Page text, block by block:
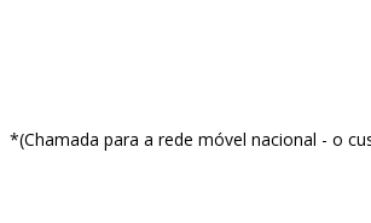
*(Chamada para a rede móvel nacional - o